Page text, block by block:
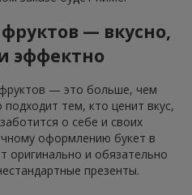
— вкусно,
эффектно
фруктов — это больше, чем
тем, кто ценит вкус,
о себе и своих
оформлению букет в
оригинально и обязательно
презенты.